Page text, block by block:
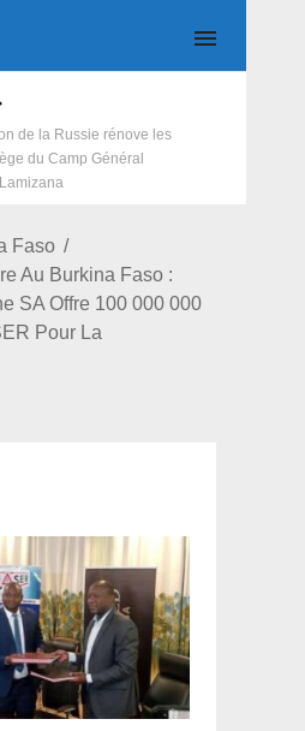
de la Russie rénove les
du Camp Général
Faso
Au Burkina Faso :
SA Offre 100 000 000
Pour La